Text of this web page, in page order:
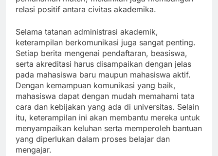
relasi positif antara civitas akademika.
Selama tatanan administrasi akademik,
keterampilan berkomunikasi juga sangat penting.
Setiap berita mengenai pendaftaran, beasiswa,
serta akreditasi harus disampaikan dengan jelas
pada mahasiswa baru maupun mahasiswa aktif.
Dengan kemampuan komunikasi yang baik,
mahasiswa dapat dengan mudah memahami tata
cara dan kebijakan yang ada di universitas. Selain
itu, keterampilan ini akan membantu mereka untuk
menyampaikan keluhan serta memperoleh bantuan
yang diperlukan dalam proses belajar dan
mengajar.